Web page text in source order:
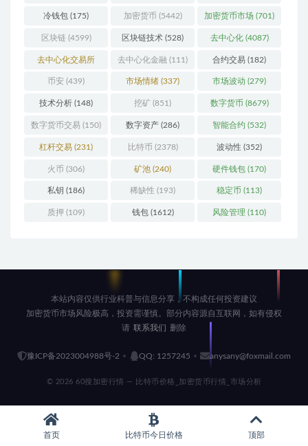
冷钱包 (175) 加密货币 (5442) 加密货币市场 (701)
区块链(4599) 区块链技术 (528) 去中心化(4087)
去中心化交易所
(196)
去中心化金融 (111) 合约交易 (182)
币安 (439) 市场情绪 (337) 市场波动 (279)
技术分析 (148) 挖矿 (851) 数字货币 (8679)
数字货币交易 (150) 数字资产 (286) 智能合约 (532)
杠杆交易 (231) 比特币 (2378) 波动性 (352)
火币 (306) 矿池 (240) 硬件钱包 (170)
私钥 (186) 稀缺性 (193) 稳定币 (113)
质押 (109) 钱包(1612) 风险管理 (110)
本站内容仅供行业科普与信息分享，不构成任何投资建议
加密货币市场风险极高，投资需谨慎。部分内容源自互联网，如有侵权
请 联系我们 删除
豫ICP备2023004988号-2 QQ: 1257245 anysany@foxmail.com
© 2026 60搜加密行情 — 比特币价格_加密货币行情_市场分析
首页 比特币今日价格 顶部